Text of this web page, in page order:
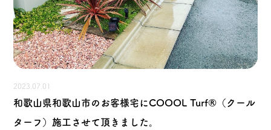
2023.07.01
和歌山県和歌山市のお客様宅にCOOOL Turf®（クール
ターフ）施工させて頂きました。